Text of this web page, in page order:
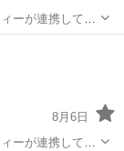
るものをリユー
8月6日